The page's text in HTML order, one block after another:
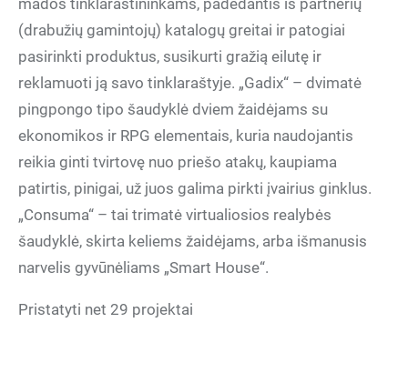
mados tinklaraštininkams, padedantis iš partnerių
(drabužių gamintojų) katalogų greitai ir patogiai
pasirinkti produktus, susikurti gražią eilutę ir
reklamuoti ją savo tinklaraštyje. „Gadix“ – dvimatė
pingpongo tipo šaudyklė dviem žaidėjams su
ekonomikos ir RPG elementais, kuria naudojantis
reikia ginti tvirtovę nuo priešo atakų, kaupiama
patirtis, pinigai, už juos galima pirkti įvairius ginklus.
„Consuma“ – tai trimatė virtualiosios realybės
šaudyklė, skirta keliems žaidėjams, arba išmanusis
narvelis gyvūnėliams „Smart House“.
Pristatyti net 29 projektai